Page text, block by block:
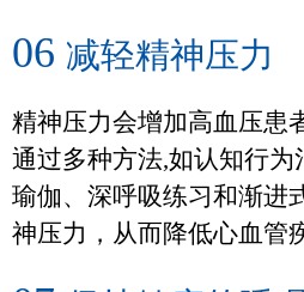
06 减轻精神压力
精神压力会增加高血压患
通过多种方法,如认知行为
瑜伽、深呼吸练习和渐进
神压力，从而降低心血管